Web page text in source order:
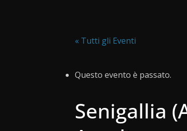
« Tutti gli Eventi
Questo evento è passato.
Senigallia